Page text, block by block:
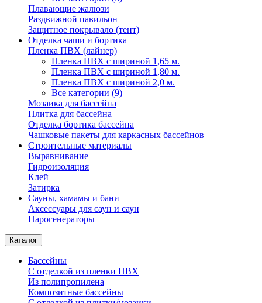
Плавающие жалюзи
Раздвижной павильон
Защитное покрывало (тент)
Отделка чаши и бортика
Пленка ПВХ (лайнер)
Пленка ПВХ с шириной 1,65 м.
Пленка ПВХ с шириной 1,80 м.
Пленка ПВХ с шириной 2,0 м.
Все категории (9)
Мозаика для бассейна
Плитка для бассейна
Отделка бортика бассейна
Чашковые пакеты для каркасных бассейнов
Строительные материалы
Выравнивание
Гидроизоляция
Клей
Затирка
Сауны, хамамы и бани
Аксессуары для саун и саун
Парогенераторы
Каталог
Бассейны
С отделкой из пленки ПВХ
Из полипропилена
Композитные бассейны